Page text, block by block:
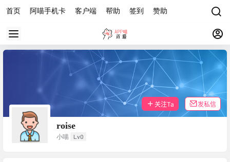
首页 阿喵手机卡 客户端 帮助 签到 赞助
roise
小喵 Lv0
关注Ta 发私信